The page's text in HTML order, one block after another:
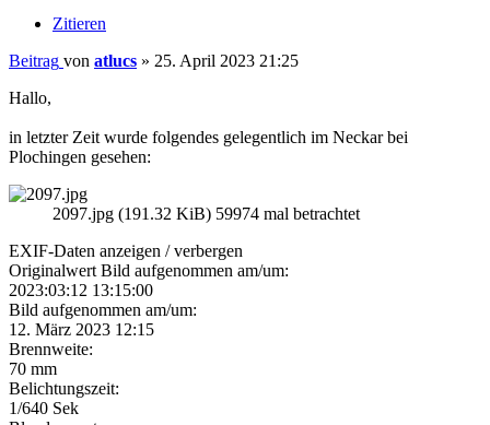
Zitieren
Beitrag von atlucs » 25. April 2023 21:25
Hallo,
in letzter Zeit wurde folgendes gelegentlich im Neckar bei
Plochingen gesehen:
2097.jpg (191.32 KiB) 59974 mal betrachtet
EXIF-Daten anzeigen / verbergen
Originalwert Bild aufgenommen am/um:
2023:03:12 13:15:00
Bild aufgenommen am/um:
12. März 2023 12:15
Brennweite:
70 mm
Belichtungszeit:
1/640 Sek